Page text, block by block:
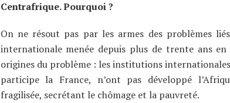
Centrafrique. Pourquoi ?
On ne résout pas par les armes des problèmes
internationale menée depuis plus de trente ans
origines du problème : les institutions
participe la France, n’ont pas développé
fragilisée, secrétant le chômage et la pauvreté.